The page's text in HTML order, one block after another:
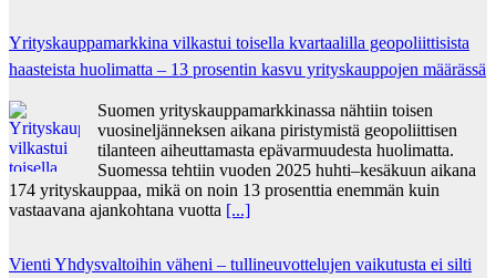
Yrityskauppamarkkina vilkastui toisella kvartaalilla geopoliittisista
haasteista huolimatta – 13 prosentin kasvu yrityskauppojen määrässä
Suomen yrityskauppamarkkinassa nähtiin toisen
vuosineljänneksen aikana piristymistä geopoliittisen
tilanteen aiheuttamasta epävarmuudesta huolimatta.
Suomessa tehtiin vuoden 2025 huhti–kesäkuun aikana
174 yrityskauppaa, mikä on noin 13 prosenttia enemmän kuin
vastaavana ajankohtana vuotta [...]
Vienti Yhdysvaltoihin väheni – tullineuvottelujen vaikutusta ei silti